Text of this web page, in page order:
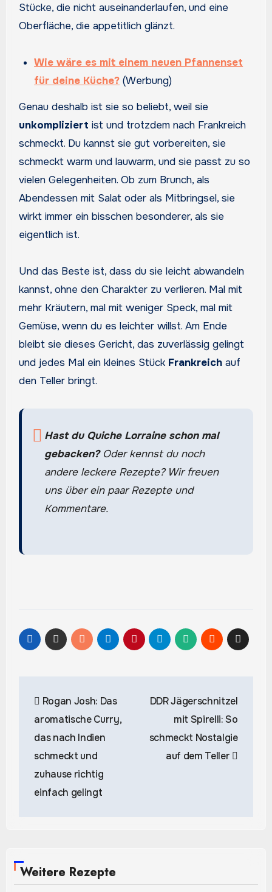
Stücke, die nicht auseinanderlaufen, und eine
Oberfläche, die appetitlich glänzt.
Wie wäre es mit einem neuen Pfannenset
für deine Küche? (Werbung)
Genau deshalb ist sie so beliebt, weil sie
unkompliziert ist und trotzdem nach Frankreich
schmeckt. Du kannst sie gut vorbereiten, sie
schmeckt warm und lauwarm, und sie passt zu so
vielen Gelegenheiten. Ob zum Brunch, als
Abendessen mit Salat oder als Mitbringsel, sie
wirkt immer ein bisschen besonderer, als sie
eigentlich ist.
Und das Beste ist, dass du sie leicht abwandeln
kannst, ohne den Charakter zu verlieren. Mal mit
mehr Kräutern, mal mit weniger Speck, mal mit
Gemüse, wenn du es leichter willst. Am Ende
bleibt sie dieses Gericht, das zuverlässig gelingt
und jedes Mal ein kleines Stück Frankreichauf
den Teller bringt.
Hast du Quiche Lorraine schon mal
gebacken?Oder kennst du noch
andere leckere Rezepte? Wir freuen
uns über ein paar Rezepte und
Kommentare.
Rogan Josh: Das
aromatische Curry,
das nach Indien
schmeckt und
zuhause richtig
einfach gelingt
DDR Jägerschnitzel
mit Spirelli: So
schmeckt Nostalgie
auf dem Teller
Weitere Rezepte